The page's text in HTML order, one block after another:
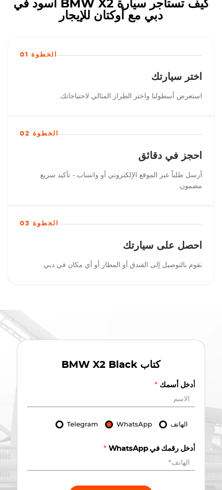
كيف تستأجر سيارة BMW X2 أسود في
دبي مع أوكتان للإيجار
الخطوة 01
اختر سيارتك
استعرض أسطولنا واختر الطراز المثالي لاحتياجاتك.
الخطوة 02
احجز في دقائق
أرسل طلباً عبر الموقع الإلكتروني أو واتساب - تأكيد سريع
مضمون.
الخطوة 03
احصل على سيارتك
نقوم بالتوصيل إلى الفندق أو المطار أو أي مكان في دبي.
كتابBMW X2 Black
أدخل أسمك *
الهاتف WhatsApp
Telegram
أدخل رقمك في WhatsApp *